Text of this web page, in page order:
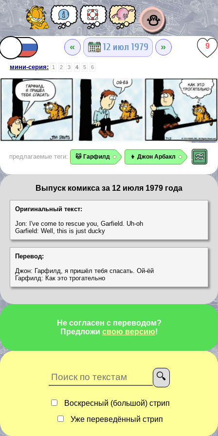
⛄
« 12 июл 1979 » 9
мини-серия: 1 2 3 4 5 6
предлагаемые теги: 🐱 Гарфилд 👦 Джон Арбакл
Выпуск комикса за 12 июля 1979 года
Оригинальный текст:
Jon: I've come to rescue you, Garfield. Uh-oh
Garfield: Well, this is just ducky
Перевод:
Джон: Гарфилд, я пришёл тебя спасать. Ой-ёй
Гарфилд: Как это трогательно
Не согласен с переводом?
Предложи свою версию!
Воскресный (большой) стрип
Уже переведённый стрип